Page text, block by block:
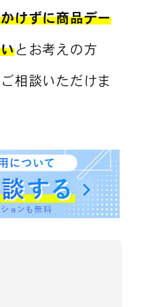
けずに商品デー
とお考えの方
相談いただけま